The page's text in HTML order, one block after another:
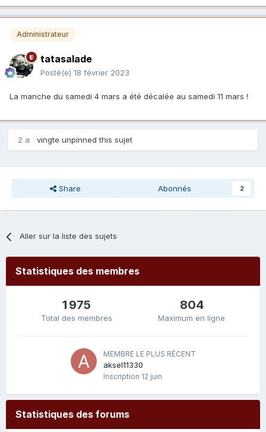
Administrateur
tatasalade
Posté(e) 18 février 2023
La manche du samedi 4 mars a été décalée au samedi 11 mars !
2 a vingte unpinned this sujet
Share Abonnés 2
Aller sur la liste des sujets
Statistiques des membres
1 975
Total des membres
804
Maximum en ligne
MEMBRE LE PLUS RÉCENT
aksel11330
Inscription 12 juin
Statistiques des forums